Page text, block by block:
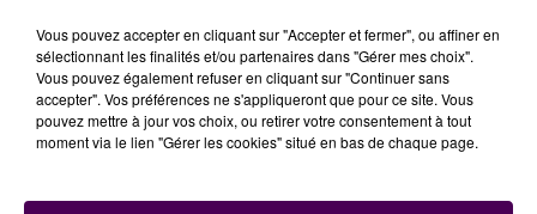
l'heure inexpliqué"conclut-on.
Vous pouvez accepter en cliquant sur "Accepter et fermer", ou affiner en
sélectionnant les finalités et/ou partenaires dans "Gérer mes choix".
Vous pouvez également refuser en cliquant sur "Continuer sans
accepter". Vos préférences ne s'appliqueront que pour ce site. Vous
pouvez mettre à jour vos choix, ou retirer votre consentement à tout
moment via le lien "Gérer les cookies" situé en bas de chaque page.